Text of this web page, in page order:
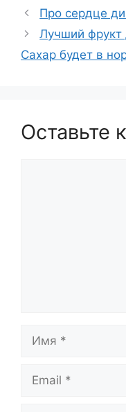
Про сердце
Лучший
Сахар будет в
Оставьте